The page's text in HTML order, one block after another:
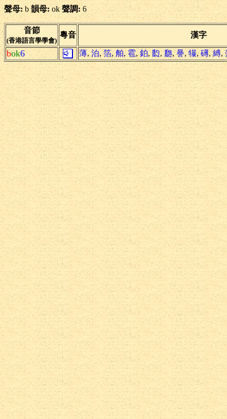
聲母: b 韻母: ok 聲調: 6
音節
(香港語言學學會)
粵音 漢字
bok6 薄, 泊, 箔,舶,雹,鉑,瓝, 瓟, 謈, 犦, 礡,縛,